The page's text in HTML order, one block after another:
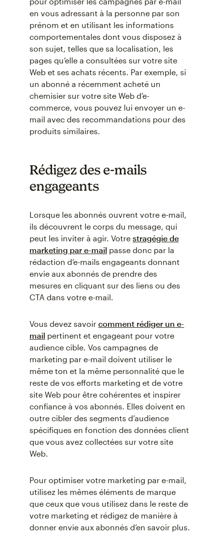
en vous adressant à la personne par son
prénom et en utilisant les informations
comportementales dont vous disposez à
son sujet, telles que sa localisation, les
pages qu’elle a consultées sur votre site
Web et ses achats récents. Par exemple, si
un abonné a récemment acheté un
chemisier sur votre site Web d’e-
commerce, vous pouvez lui envoyer un e-
mail avec des recommandations pour des
produits similaires.
Rédigez des e-mails
engageants
Lorsque les abonnés ouvrent votre e-mail,
ils découvrent le corps du message, qui
peut les inviter à agir. Votre stragégie de
marketing par e-mail passe donc par la
rédaction d’e-mails engageants donnant
envie aux abonnés de prendre des
mesures en cliquant sur des liens ou des
CTA dans votre e-mail.
Vous devez savoir comment rédiger un e-
mail pertinent et engageant pour votre
audience cible. Vos campagnes de
marketing par e-mail doivent utiliser le
même ton et la même personnalité que le
reste de vos efforts marketing et de votre
site Web pour être cohérentes et inspirer
confiance à vos abonnés. Elles doivent en
outre cibler des segments d’audience
spécifiques en fonction des données client
que vous avez collectées sur votre site
Web.
Pour optimiser votre marketing par e-mail,
utilisez les mêmes éléments de marque
que ceux que vous utilisez dans le reste de
votre marketing et rédigez de manière à
donner envie aux abonnés d’en savoir plus.